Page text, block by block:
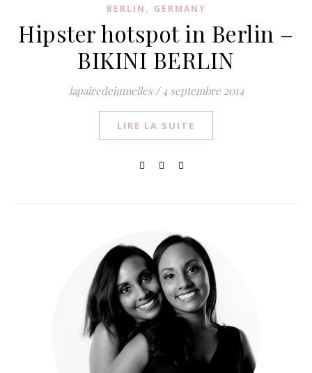
BERLIN , GERMANY
Hipster hotspot in Berlin –
BIKINI BERLIN
lapairedejumelles / 4 septembre 2014
LIRE LA SUITE